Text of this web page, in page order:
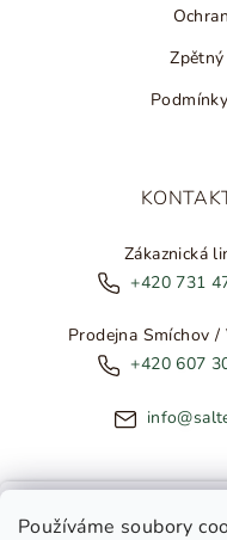
Používáme soubory
Zákaznická
+420 731
Prodejna Smíchov
+420 607